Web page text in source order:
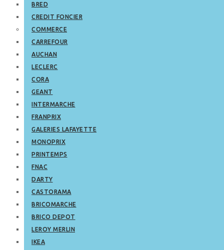
BRED
CREDIT FONCIER
COMMERCE
CARREFOUR
AUCHAN
LECLERC
CORA
GEANT
INTERMARCHE
FRANPRIX
GALERIES LAFAYETTE
MONOPRIX
PRINTEMPS
FNAC
DARTY
CASTORAMA
BRICOMARCHE
BRICO DEPOT
LEROY MERLIN
IKEA